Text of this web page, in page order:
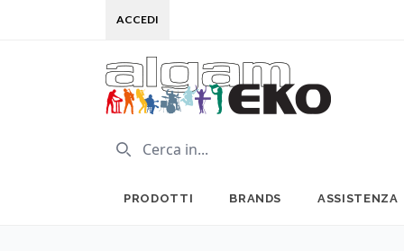
ACCEDI
PRODOTTI BRANDS ASSISTENZA